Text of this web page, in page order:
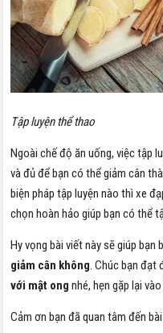
Tập luyện thể thao
Ngoài chế độ ăn uống, việc tập
và đủ để bạn có thể giảm cân
biện pháp tập luyện nào thì xe
chọn hoàn hảo giúp bạn có thể
Hy vọng bài viết này sẽ giúp bạn
giảm cân không. Chúc bạn đạt
với mật ong nhé, hẹn gặp lại
Cảm ơn bạn đã quan tâm đến